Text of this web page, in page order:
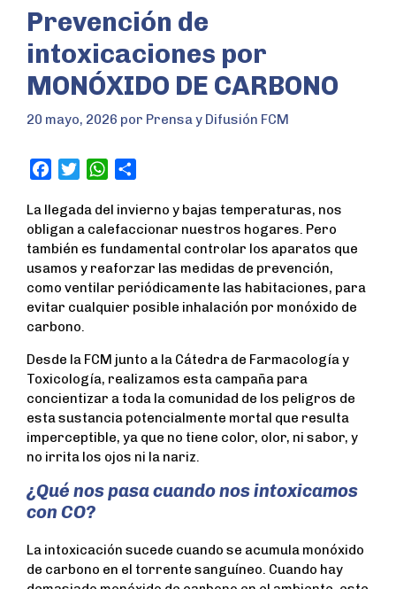
Prevención de
intoxicaciones por
MONÓXIDO DE CARBONO
20 mayo, 2026 por Prensa y Difusión FCM
c
e
b
o
o
k
i
t
t
e
r
W
a
t
s
A
p
a
r
e
La llegada del invierno y bajas temperaturas, nos
obligan a calefaccionar nuestros hogares. Pero
también es fundamental controlar los aparatos que
usamos y reaforzar las medidas de prevención,
como ventilar periódicamente las habitaciones, para
evitar cualquier posible inhalación por monóxido de
carbono.
Desde la FCM junto a la Cátedra de Farmacología y
Toxicología, realizamos esta campaña para
concientizar a toda la comunidad de los peligros de
esta sustancia potencialmente mortal que resulta
imperceptible, ya que no tiene color, olor, ni sabor, y
no irrita los ojos ni la nariz.
¿Qué nos pasa cuando nos intoxicamos
con CO?
La intoxicación sucede cuando se acumula monóxido
de carbono en el torrente sanguíneo. Cuando hay